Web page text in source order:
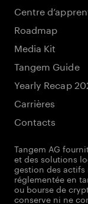
Centre
Roadmap
Media Kit
Tangem Guide
Yearly Recap
Carrières
Contacts
Tangem AG
et des solutions
gestion des actifs
réglementée en
ou bourse de
conserve ni ne